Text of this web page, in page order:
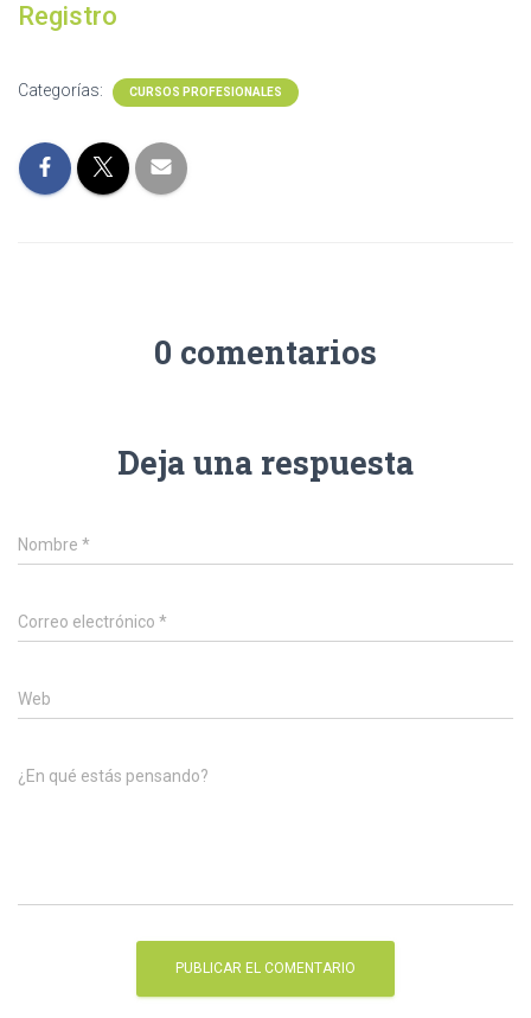
Registro
Categorías: CURSOS PROFESIONALES
0 comentarios
Deja una respuesta
Nombre *
Correo electrónico *
Web
¿En qué estás pensando?